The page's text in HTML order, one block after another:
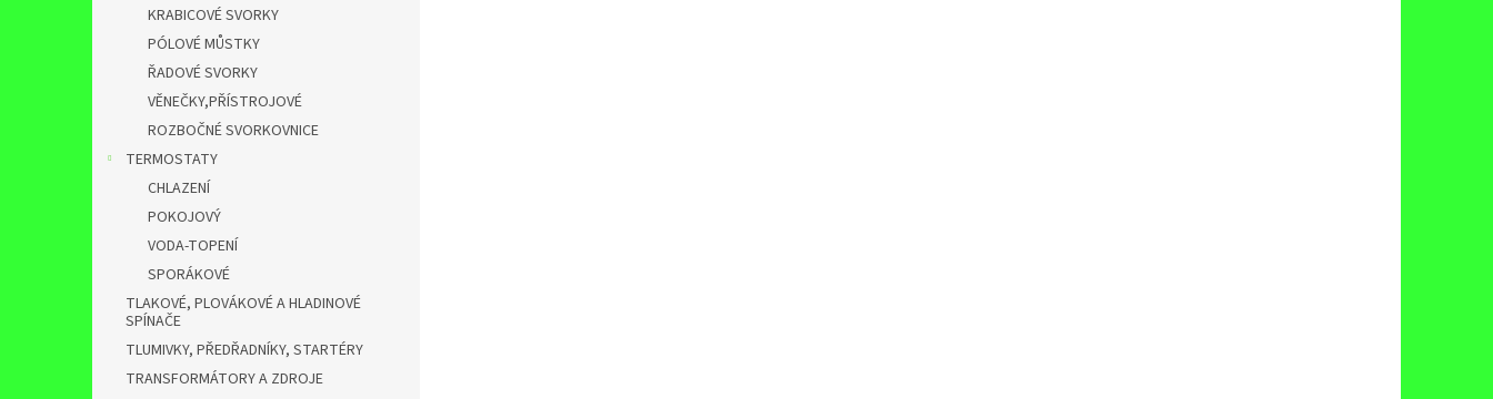
KRABICOVÉ SVORKY
PÓLOVÉ MŮSTKY
ŘADOVÉ SVORKY
VĚNEČKY,PŘÍSTROJOVÉ
ROZBOČNÉ SVORKOVNICE
TERMOSTATY
CHLAZENÍ
POKOJOVÝ
VODA-TOPENÍ
SPORÁKOVÉ
TLAKOVÉ, PLOVÁKOVÉ A HLADINOVÉ
SPÍNAČE
TLUMIVKY, PŘEDŘADNÍKY, STARTÉRY
TRANSFORMÁTORY A ZDROJE